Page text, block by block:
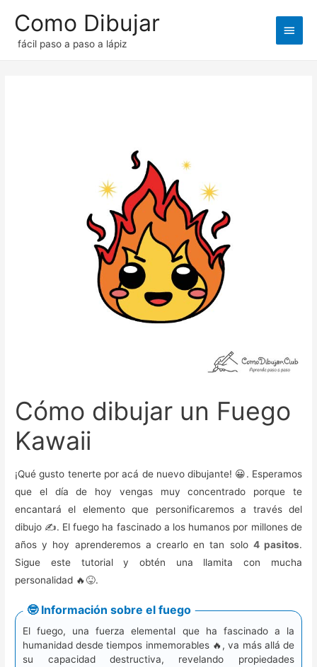
Como Dibujar
fácil paso a paso a lápiz
Menú
Cómo dibujar un Fuego
Kawaii
¡Qué gusto tenerte por acá de nuevo dibujante! 😀. Esperamos
que el día de hoy vengas muy concentrado porque te
encantará el elemento que personificaremos a través del
dibujo ✍️. El fuego ha fascinado a los humanos por millones de
años y hoy aprenderemos a crearlo en tan solo 4 pasitos.
Sigue este tutorial y obtén una llamita con mucha
personalidad 🔥😝.
🤓 Información sobre el fuego
El fuego, una fuerza elemental que ha fascinado a la
humanidad desde tiempos inmemorables 🔥, va más allá de
su capacidad destructiva, revelando propiedades